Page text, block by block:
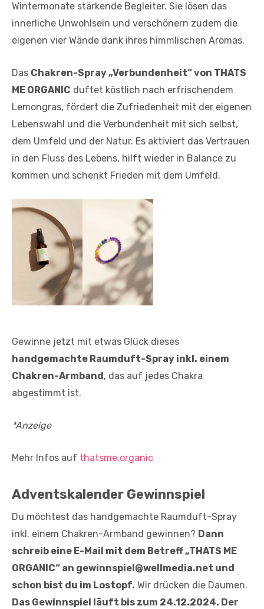
Wintermonate stärkende Begleiter. Sie lösen das
innerliche Unwohlsein und verschönern zudem die
eigenen vier Wände dank ihres himmlischen Aromas.
Das Chakren-Spray „Verbundenheit“ von THATS
ME ORGANIC duftet köstlich nach erfrischendem
Lemongras, fördert die Zufriedenheit mit der eigenen
Lebenswahl und die Verbundenheit mit sich selbst,
dem Umfeld und der Natur. Es aktiviert das Vertrauen
in den Fluss des Lebens, hilft wieder in Balance zu
kommen und schenkt Frieden mit dem Umfeld.
Gewinne jetzt mit etwas Glück dieses
handgemachte Raumduft-Spray inkl. einem
Chakren-Armband , das auf jedes Chakra
abgestimmt ist.
*Anzeige
Mehr Infos auf thatsme.organic
Adventskalender Gewinnspiel
Du möchtest das handgemachte Raumduft-Spray
inkl. einem Chakren-Armband gewinnen? Dann
schreib eine E-Mail mit dem Betreff „THATS ME
ORGANIC“ an gewinnspiel@wellmedia.net und
schon bist du im Lostopf. Wir drücken die Daumen.
Das Gewinnspiel läuft bis zum 24.12.2024. Der